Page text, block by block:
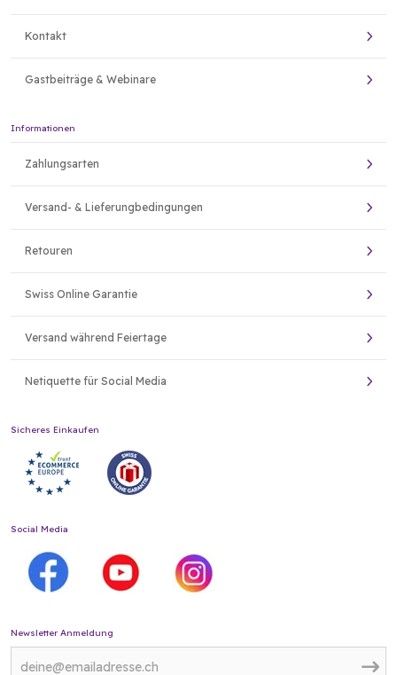
Kontakt
Gastbeiträge & Webinare
Informationen
Zahlungsarten
Versand- & Lieferungbedingungen
Retouren
Swiss Online Garantie
Versand während Feiertage
Netiquette für Social Media
Sicheres Einkaufen
Social Media
Newsletter Anmeldung